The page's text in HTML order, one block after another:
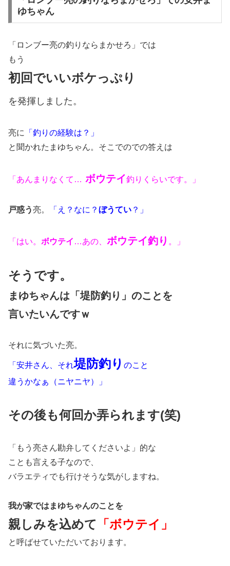
ゆちゃん
「ロンブー亮の釣りならまかせろ」では
もう
初回でいいボケっぷり
を発揮 しました。
亮に
「釣りの経験は？」
と聞かれたまゆちゃん。そこでのでの答えは
「あんまりなくて… ボウテイ釣りくらいです。」
戸惑う亮。 「え？なに？ ぼうてい ？」
「はい。 ボウテイ …あの、 ボウテイ釣り 。」
そうです。
まゆちゃんは 「堤防釣り」のことを
言いたいんですｗ
それに気づいた亮。
「安井さん、それ堤防釣り のこと
違うかなぁ（ニヤニヤ）」
その後も何回か弄られます(笑)
「もう亮さん勘弁してくださいよ」的な
ことも言える子なので、
バラエティでも行けそうな気がしますね。
我が家ではまゆちゃんのことを
親しみを込めて 「ボウテイ」
と呼ばせていただいております。